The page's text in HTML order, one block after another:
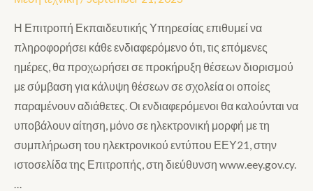
Η Επιτροπή Εκπαιδευτικής Υπηρεσίας επιθυμεί να
πληροφορήσει κάθε ενδιαφερόμενο ότι, τις επόμενες
ημέρες, θα προχωρήσει σε προκήρυξη θέσεων διορισμού
με σύμβαση για κάλυψη θέσεων σε σχολεία οι οποίες
παραμένουν αδιάθετες. Οι ενδιαφερόμενοι θα καλούνται να
υποβάλουν αίτηση, μόνο σε ηλεκτρονική μορφή με τη
συμπλήρωση του ηλεκτρονικού εντύπου ΕΕΥ21, στην
ιστοσελίδα της Επιτροπής, στη διεύθυνση www.eey.gov.cy.
…